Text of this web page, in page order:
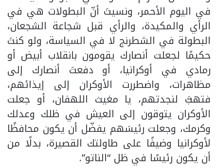
في اليوم الأحمر، ونسيتَ أنّ البطولات هي في
الرأي والمكيدة، والرأي قبل شجاعة الشجعان،
البطولة في الشطرنج لا في السياسة، ولو كنتَ
حكيمًا لجعلت أنصارك يقومون بانقلاب أبيض أو
رمادي في أوكرانيا، أو دفعتَ أنصارك إلى
مظاهرات، واضطررت الأوكران إلى إيذائهم،
فتهبَّ لنجدتهم، يا مغيث اللهفان، أو جعلت
الأوكران يتوقون إلى العيش في ظلك وعدلك
وكرمك، وجعلت رئيسَهم يفضّل أن يكون محافظًا
لأوكرانيا وضيفًا على طاولتك القصيرة، بدلًا من
أن يكون رئيسًا في ظل “الناتو”.